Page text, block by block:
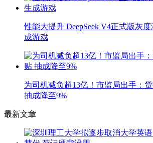
性能大提升 DeepSeek V4正式版灰
成游戏
为司机减负超13亿！市监局出手：
抽成降至9%
最新文章